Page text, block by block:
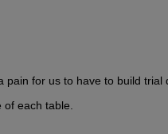
for us to have to build trial
each table.